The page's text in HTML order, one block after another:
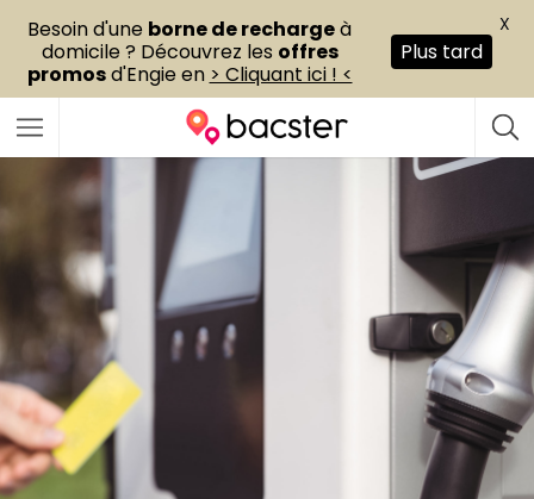
Besoin d'une borne de rechargeà
domicile ? Découvrez les offres
promosd'Engie en > Cliquant ici ! <
Plus tard
X